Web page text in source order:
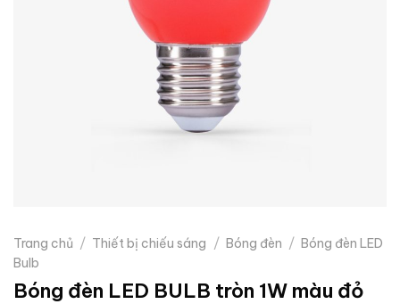
Trang chủ / Thiết bị chiếu sáng / Bóng đèn / Bóng đèn LED
Bulb
Bóng đèn LED BULB tròn 1W màu đỏ